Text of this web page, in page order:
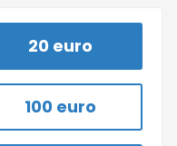
20 euro
100 euro